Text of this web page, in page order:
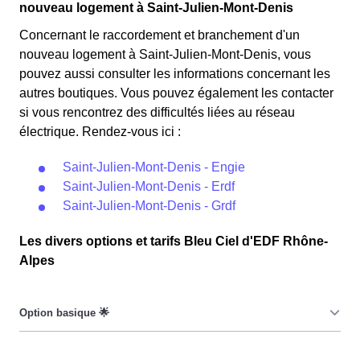
nouveau logement à Saint-Julien-Mont-Denis
Concernant le raccordement et branchement d'un
nouveau logement à Saint-Julien-Mont-Denis, vous
pouvez aussi consulter les informations concernant les
autres boutiques. Vous pouvez également les contacter
si vous rencontrez des difficultés liées au réseau
électrique. Rendez-vous ici :
Saint-Julien-Mont-Denis - Engie
Saint-Julien-Mont-Denis - Erdf
Saint-Julien-Mont-Denis - Grdf
Les divers options et tarifs Bleu Ciel d'EDF Rhône-
Alpes